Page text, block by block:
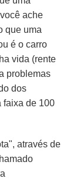
ache
que uma
é o carro
vida (rente
problemas
dos
faixa de 100
através de